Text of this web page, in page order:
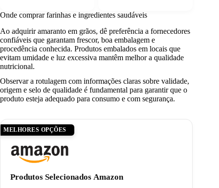
Onde comprar farinhas e ingredientes saudáveis
Ao adquirir amaranto em grãos, dê preferência a fornecedores
confiáveis que garantam frescor, boa embalagem e
procedência conhecida. Produtos embalados em locais que
evitam umidade e luz excessiva mantêm melhor a qualidade
nutricional.
Observar a rotulagem com informações claras sobre validade,
origem e selo de qualidade é fundamental para garantir que o
produto esteja adequado para consumo e com segurança.
MELHORES OPÇÕES
Produtos Selecionados Amazon